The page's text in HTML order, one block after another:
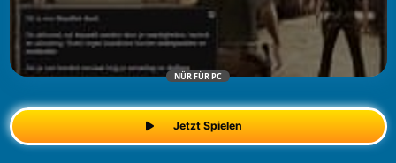
NÜR FÜR PC
Jetzt Spielen